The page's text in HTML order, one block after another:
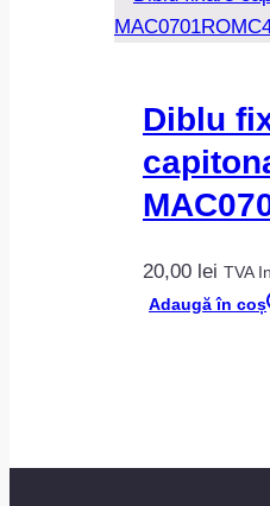
Diblu
20,00 lei TVA
Adaugă în coș